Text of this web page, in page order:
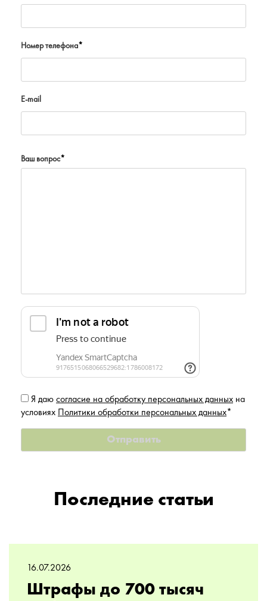
Номер телефона*
E-mail
Ваш вопрос*
Я даю согласие на обработку персональных данных на
условиях Политики обработки персональных данных*
Последние статьи
16.07.2026
Штрафы до 700 тысяч